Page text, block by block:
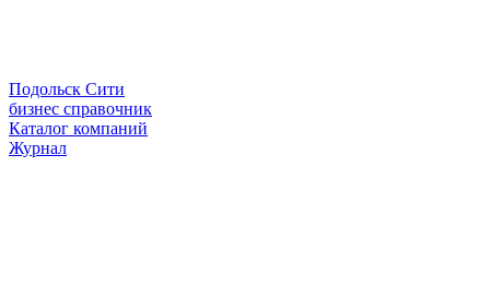
Подольск Сити
бизнес справочник
Каталог компаний
Журнал